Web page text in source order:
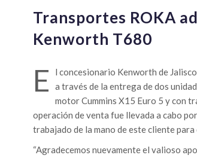
Transportes ROKA
Kenworth T680
E
l concesionario Kenworth de
a través de la entrega de dos
motor Cummins X15 Euro 5 y con
operación de venta fue llevada a cabo
trabajado de la mano de este cliente
“Agradecemos nuevamente el valioso